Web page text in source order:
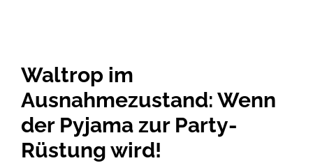
Waltrop im
Ausnahmezustand: Wenn
der Pyjama zur Party-
Rüstung wird!